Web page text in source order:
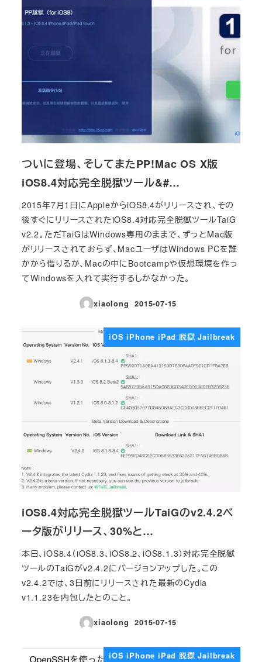
ついに登場、そしてまたPP!Mac OS X版
iOS8.4対応完全脱獄ツール&#…
2015年7月1日にAppleからiOS8.4がリリースされ、その
後すぐにリリースされたiOS8.4対応完全脱獄ツールTaiG
v2.2。ただTaiGはWindows専用のままで、ずっとMac版
がリリースされておらず、MacユーザはWindows PCを誰
かから借りるか、Macの中にBootcampや仮想環境を作っ
てWindowsを入れて実行するしかなかった。
xiaolong
投稿日
2015-07-15
iOS iPhone iPad 脱獄 Jailbreak
iOS8.4対応完全脱獄ツールTaiGのv2.4.2ベ
ータ版がリリース、30%と…
本日、iOS8.4（iOS8.3、iOS8.2、iOS8.1.3）対応完全脱獄
ツールのTaiGがv2.4.2にバージョンアップした。この
v2.4.2では、3日前にリリースされた最新のCydia
v1.1.23を内包したとのこと。
xiaolong
投稿日
2015-07-15
iOS iPhone iPad 脱獄 Jailbreak